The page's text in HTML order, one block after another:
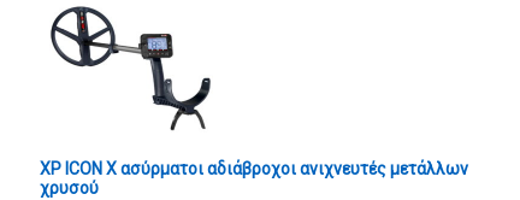
XP ICON X ασύρματοι αδιάβροχοι ανιχνευτές μετάλλων
χρυσού